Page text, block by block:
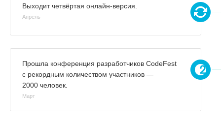
Выходит четвёртая онлайн-версия.
Апрель
Прошла конференция разработчиков CodeFest
с рекордным количеством участников —
2000 человек.
Март